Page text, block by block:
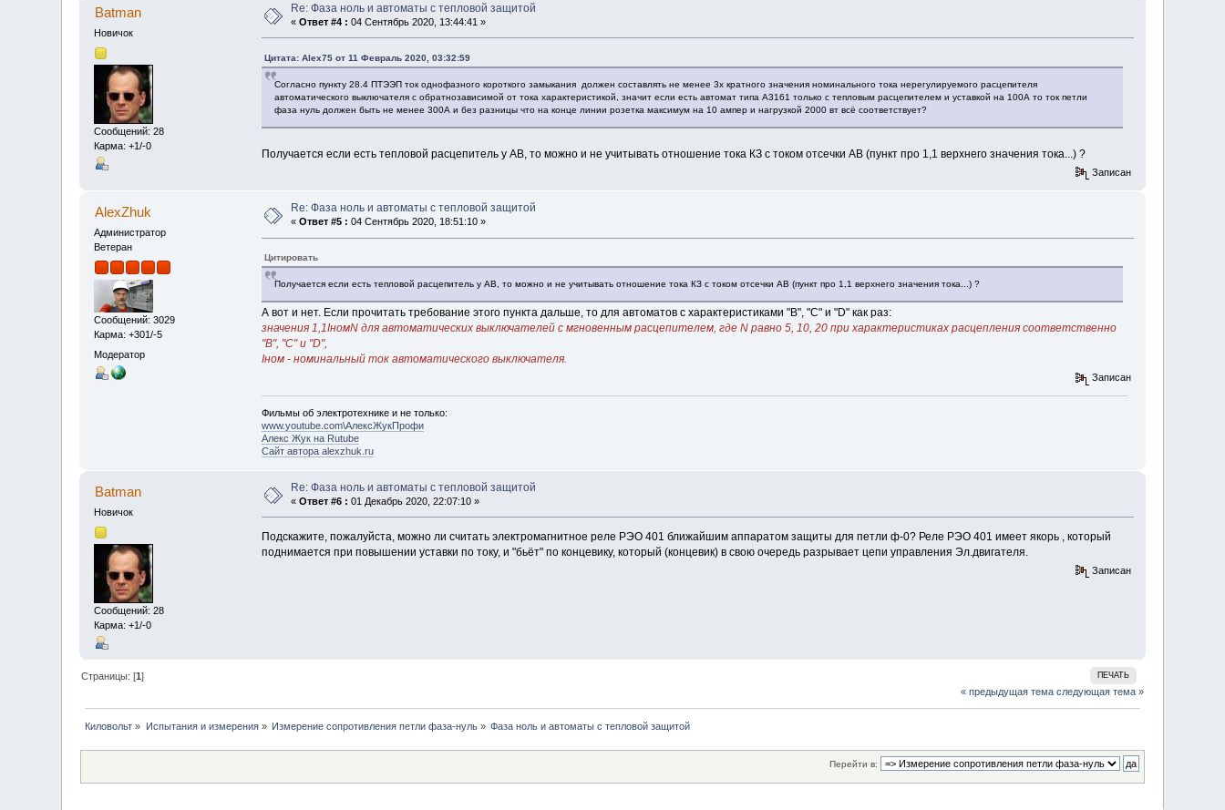
Batman
Новичок
Сообщений: 28
Карма: +1/-0
Re: Фаза ноль и автоматы с тепловой защитой
«Ответ #4 : 04 Сентябрь 2020, 13:44:41 »
Цитата: Alex75 от 11 Февраль 2020, 03:32:59
Согласно пункту 28.4 ПТЭЭП ток однофазного короткого замыкания должен составлять не менее 3х кратного значения номинального тока нерегулируемого расцепителя
автоматического выключателя с обратнозависимой от тока характеристикой, значит если есть автомат типа А3161 только с тепловым расцепителем и уставкой на 100А то ток петли
фаза нуль должен быть не менее 300А и без разницы что на конце линии розетка максимум на 10 ампер и нагрузкой 2000 вт всё соответствует?
Получается если есть тепловой расцепитель у АВ, то можно и не учитывать отношение тока КЗ с током отсечки АВ (пункт про 1,1 верхнего значения тока...) ?
Записан
AlexZhuk
Администратор
Ветеран
Сообщений: 3029
Карма: +301/-5
Модератор
Re: Фаза ноль и автоматы с тепловой защитой
«Ответ #5 : 04 Сентябрь 2020, 18:51:10 »
Цитировать
Получается если есть тепловой расцепитель у АВ, то можно и не учитывать отношение тока КЗ с током отсечки АВ (пункт про 1,1 верхнего значения тока...) ?
А вот и нет. Если прочитать требование этого пункта дальше, то для автоматов с характеристиками "В", "С" и "D" как раз:
значения 1,1IномN для автоматических выключателей с мгновенным расцепителем, где N равно 5, 10, 20 при характеристиках расцепления соответственно
"B", "C" и "D",
Iном - номинальный ток автоматического выключателя.
Записан
Фильмы об электротехнике и не только:
www.youtube.com\АлексЖукПрофи
Алекс Жук на Rutube
Сайт автора alexzhuk.ru
Batman
Новичок
Сообщений: 28
Карма: +1/-0
Re: Фаза ноль и автоматы с тепловой защитой
«Ответ #6 : 01 Декабрь 2020, 22:07:10 »
Подскажите, пожалуйста, можно ли считать электромагнитное реле РЭО 401 ближайшим аппаратом защиты для петли ф-0? Реле РЭО 401 имеет якорь , который
поднимается при повышении уставки по току, и "бьёт" по концевику, который (концевик) в свою очередь разрывает цепи управления Эл.двигателя.
Записан
ПЕЧАТЬ
Страницы: [1]
« предыдущая тема следующая тема »
Киловольт » Испытания и измерения» Измерение сопротивления петли фаза-нуль » Фаза ноль и автоматы с тепловой защитой
Перейти в: